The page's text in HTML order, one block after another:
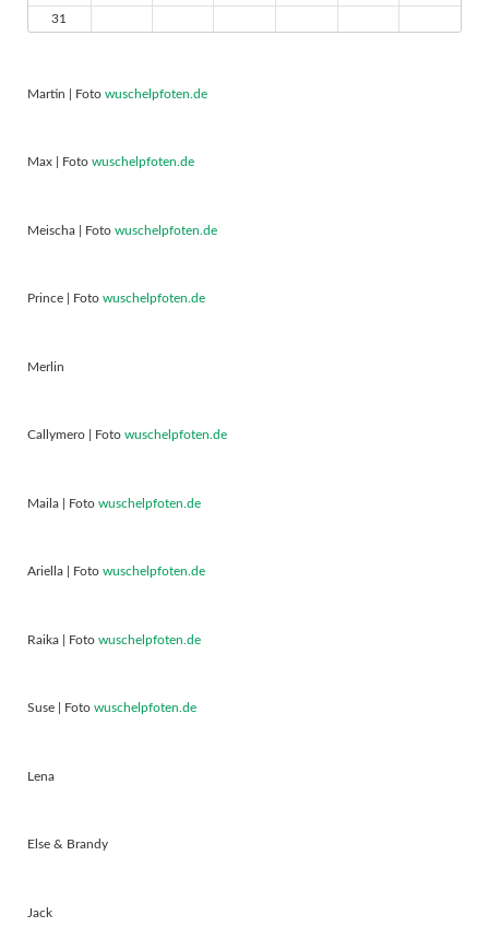
31
Martin | Foto wuschelpfoten.de
Max | Foto wuschelpfoten.de
Meischa | Foto wuschelpfoten.de
Prince | Foto wuschelpfoten.de
Merlin
Callymero | Foto wuschelpfoten.de
Maila | Foto wuschelpfoten.de
Ariella | Foto wuschelpfoten.de
Raika | Foto wuschelpfoten.de
Suse | Foto wuschelpfoten.de
Lena
Else & Brandy
Jack